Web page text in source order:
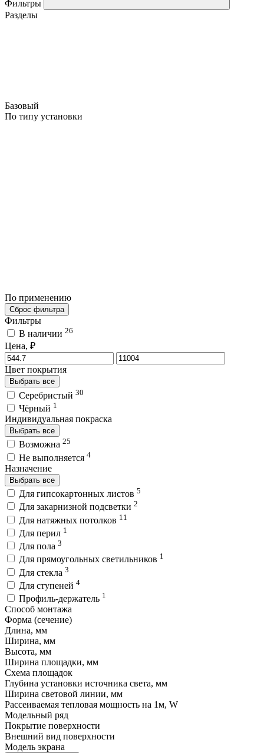
Фильтры
Разделы
Базовый
По типу установки
По применению
Сброс фильтра
Фильтры
В наличии 26
Цена, ₽
Цвет покрытия
Выбрать все
Серебристый 30
Чёрный 1
Индивидуальная покраска
Выбрать все
Возможна 25
Не выполняется 4
Назначение
Выбрать все
Для гипсокартонных листов 5
Для закарнизной подсветки 2
Для натяжных потолков 11
Для перил 1
Для пола 3
Для прямоугольных светильников 1
Для стекла 3
Для ступеней 4
Профиль-держатель 1
Способ монтажа
Форма (сечение)
Длина, мм
Ширина, мм
Высота, мм
Ширина площадки, мм
Схема площадок
Глубина установки источника света, мм
Ширина световой линии, мм
Рассеиваемая тепловая мощность на 1м, W
Модельный ряд
Покрытие поверхности
Внешний вид поверхности
Модель экрана